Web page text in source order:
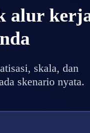
alur
skala, dan
skenario nyata.